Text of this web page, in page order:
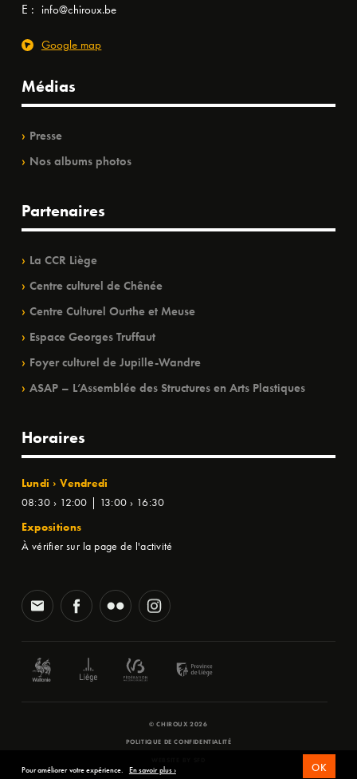
E : info@chiroux.be
Google map
Médias
Presse
Nos albums photos
Partenaires
La CCR Liège
Centre culturel de Chênée
Centre Culturel Ourthe et Meuse
Espace Georges Truffaut
Foyer culturel de Jupille-Wandre
ASAP – L’Assemblée des Structures en Arts Plastiques
Horaires
Lundi › Vendredi
08:30 › 12:00 | 13:00 › 16:30
Expositions
À vérifier sur la page de l'activité
© CHIROUX 2026
POLITIQUE DE CONFIDENTIALITÉ
Pour améliorer votre expérience. En savoir plus › OK